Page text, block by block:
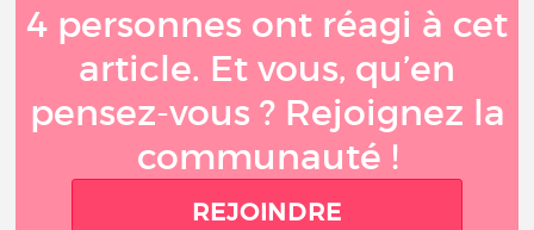
4 personnes ont réagi à cet
article. Et vous, qu’en
pensez-vous ? Rejoignez la
communauté !
REJOINDRE